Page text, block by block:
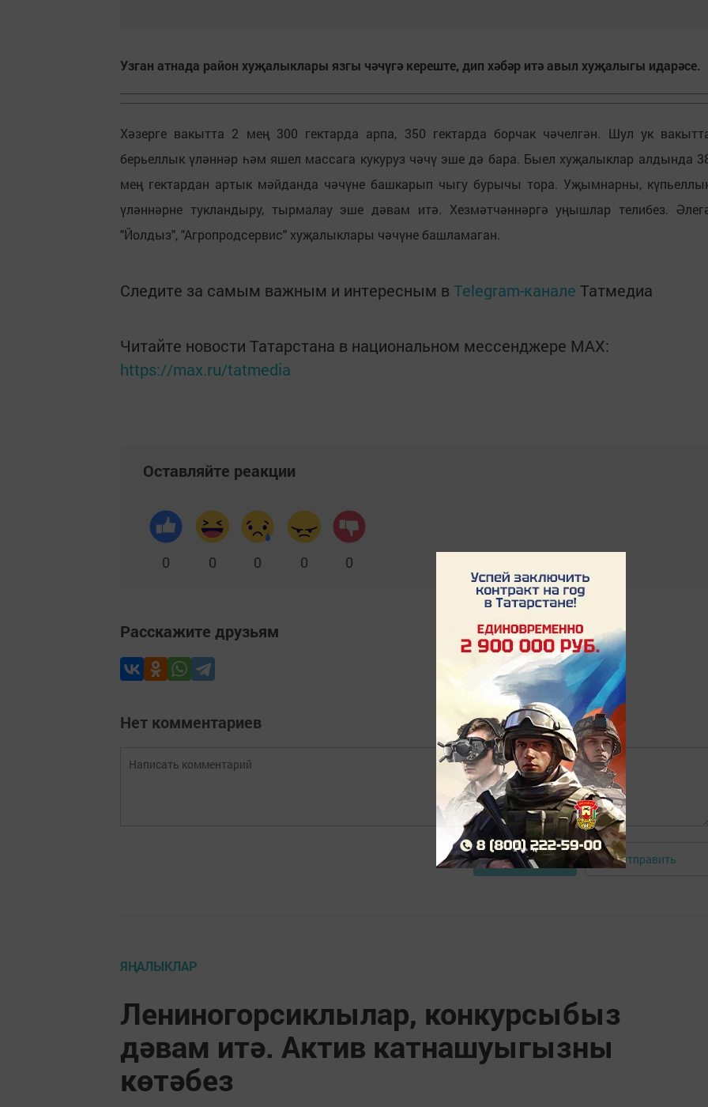
Узган атнада район хуҗалыклары язгы чәчүгә кереште, дип хәбәр итә авыл хуҗалыгы идарәсе.
Хәзерге вакытта 2 мең 300 гектарда арпа, 350 гектарда борчак чәчелгән. Шул ук
берьеллык үләннәр һәм яшел массага кукуруз чәчү эше дә бара. Быел хуҗалыклар алдында
мең гектардан артык мәйданда чәчүне башкарып чыгу бурычы тора. Уҗымнарны,
үләннәрне тукландыру, тырмалау эше дәвам итә. Хезмәтчәннәргә уңышлар телибез.
"Йолдыз", "Агропродсервис" хуҗалыклары чәчүне башламаган.
Следите за самым важным и интересным в Telegram-канале Татмедиа
Читайте новости Татарстана в национальном мессенджере MАХ:
https://max.ru/tatmedia
Оставляйте реакции
0 0 0 0 0
Расскажите друзьям
Нет комментариев
Авторизоваться Отправить
ЯҢАЛЫКЛАР
Лениногорсиклылар, конкурсыбыз
дәвам итә. Актив катнашуыгызны
көтәбез